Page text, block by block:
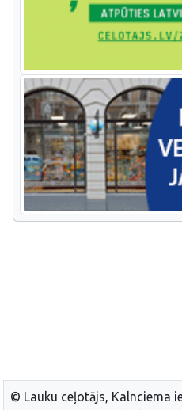
© Lauku ceļotājs, Kalnciema